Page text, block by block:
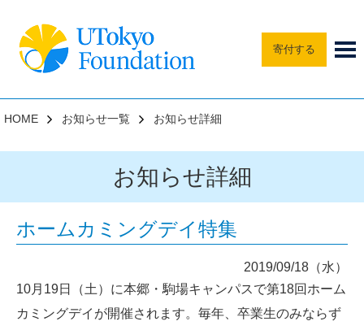
寄付する
HOME お知らせ一覧 お知らせ詳細
お知らせ詳細
ホームカミングデイ特集
2019/09/18（水）
10月19日（土）に本郷・駒場キャンパスで第18回ホーム
カミングデイが開催されます。毎年、卒業生のみならず